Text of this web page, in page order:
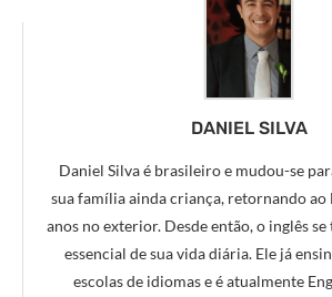
DANIEL SILVA
Daniel Silva é brasileiro e mudou-se
sua família ainda criança, retornando ao
anos no exterior. Desde então, o inglês
essencial de sua vida diária. Ele já
escolas de idiomas e é atualmente